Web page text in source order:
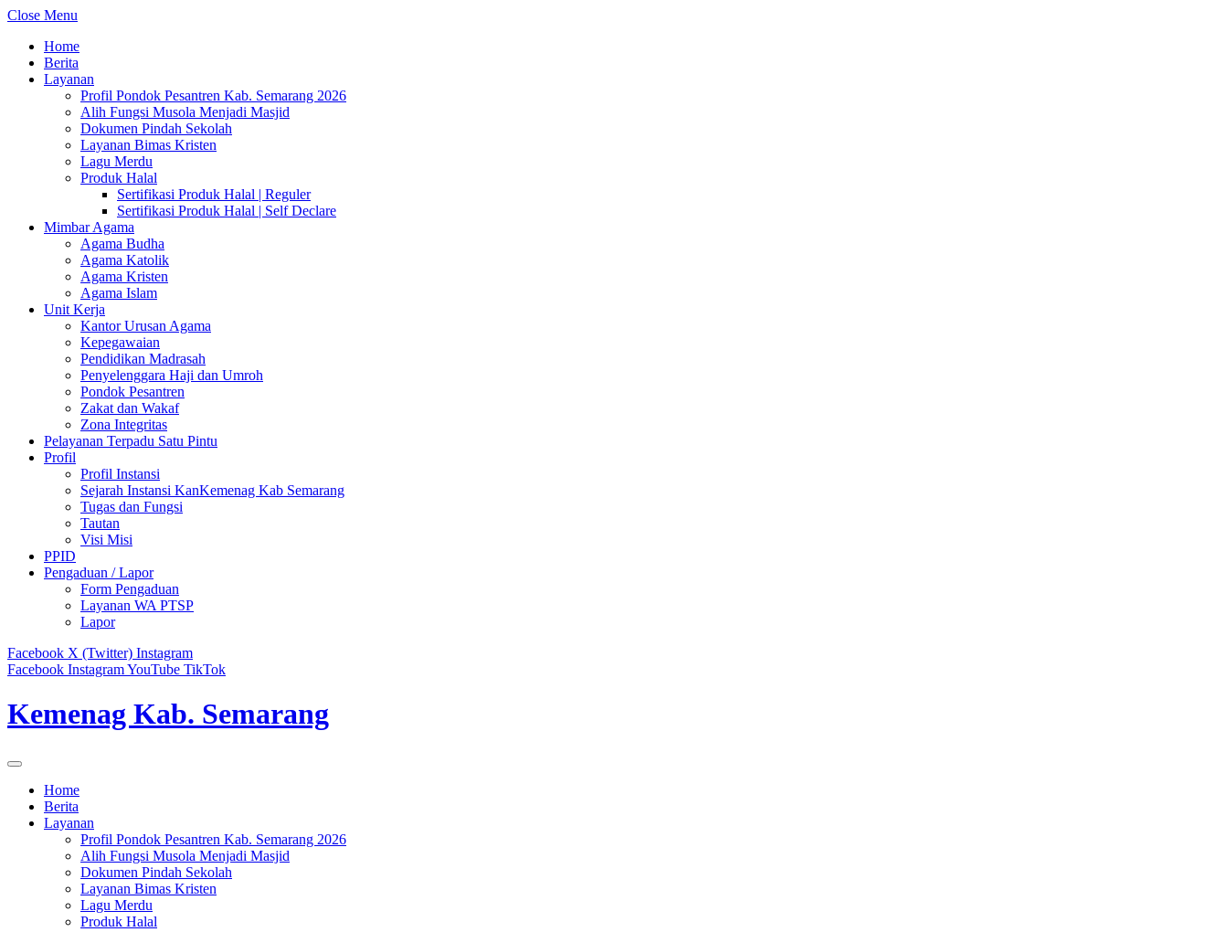
Close Menu
Home
Berita
Layanan
Profil Pondok Pesantren Kab. Semarang 2026
Alih Fungsi Musola Menjadi Masjid
Dokumen Pindah Sekolah
Layanan Bimas Kristen
Lagu Merdu
Produk Halal
Sertifikasi Produk Halal | Reguler
Sertifikasi Produk Halal | Self Declare
Mimbar Agama
Agama Budha
Agama Katolik
Agama Kristen
Agama Islam
Unit Kerja
Kantor Urusan Agama
Kepegawaian
Pendidikan Madrasah
Penyelenggara Haji dan Umroh
Pondok Pesantren
Zakat dan Wakaf
Zona Integritas
Pelayanan Terpadu Satu Pintu
Profil
Profil Instansi
Sejarah Instansi KanKemenag Kab Semarang
Tugas dan Fungsi
Tautan
Visi Misi
PPID
Pengaduan / Lapor
Form Pengaduan
Layanan WA PTSP
Lapor
Facebook X (Twitter) Instagram
Facebook InstagramYouTube TikTok
Kemenag Kab. Semarang
Home
Berita
Layanan
Profil Pondok Pesantren Kab. Semarang 2026
Alih Fungsi Musola Menjadi Masjid
Dokumen Pindah Sekolah
Layanan Bimas Kristen
Lagu Merdu
Produk Halal